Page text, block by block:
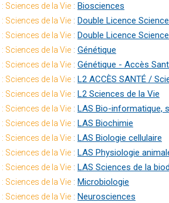
Sciences de la Vie : Biosciences
Sciences de la Vie : Double Licence
Sciences de la Vie : Double Licence
Sciences de la Vie : Génétique
Sciences de la Vie : Génétique - Accès
Sciences de la Vie : L2 ACCÈS SANTÉ /
Sciences de la Vie : L2 Sciences de la Vie
Sciences de la Vie : LAS Bio-informatique,
Sciences de la Vie : LAS Biochimie
Sciences de la Vie : LAS Biologie cellulaire
Sciences de la Vie : LAS Physiologie
Sciences de la Vie : LAS Sciences de la
Sciences de la Vie : Microbiologie
Sciences de la Vie : Neurosciences